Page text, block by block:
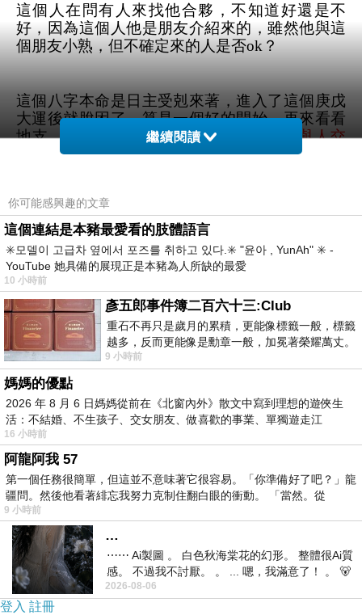
這個人在問有人來找他合夥，不知道好還是不
好，因為這個人他是朋友介紹來的，雖然他與這
個朋友小熟，但不確定來的人是否ok？
這個八字本命是日主受剋來著，進入了這個庚戊
大運後就脫困了，算是一個好的開始，再來看看
地支，
這個大運人際互動有變好，會去與人交
際，也會有人慢慢來認識他，朋友變多了，就要
得挑
最主要是今年己亥年及明年庚子年，這2年都走
水運，是財運年呀，有的人的財運來的時候是可
以用的，反而因為財運好起來，但這個人完全相
反，流年不能走水，一走水必破財，別說賺錢
了，錢要守住就是一門學問
要好要等到辛丑年，過了這個水運，財運也才會
跟著起來，真的要合作，要等這個時候，因為這
個時間對財運算是比較好的，在有利的時間去做
的事情，比較不會往不好的去發展，就是對自己
比較有利了
我是影片
https://youtu.be/zQekUR5-Gtg
---------------------------------------------------------
服務項目及連絡方式(需先預約)
繼續閱讀
你可能感興趣的文章
這個連結是本豬最愛看的肢體語言
✳️모델이 고급차 옆에서 포즈를 취하고 있다.✳️ "윤아 , YunAh" ✳️ -
YouTube 她具備的展現正是本豬為人所缺的最愛
10 小時前
彥五郎事件簿二百六十三:Club
重石不再只是歲月的累積，更能像標籤一般，標籤
越多，反而更能像是勳章一般，加冕著榮耀萬丈。
習慣一如縱容，成了再難輕輕放下的罪證
9 小時前
媽媽的優點
2026 年 8 月 6 日媽媽從前在《北窗內外》散文中寫到理想的遊俠生
活：不結婚、不生孩子、交女朋友、做喜歡的事業、單獨遊走江
湖⋯⋯，
16 小時前
阿龍阿我 57
第一個任務很簡單，但這並不意味著它很容易。「你準備好了吧？」龍
疆問。然後他看著緋忘我努力克制住翻白眼的衝動。 「當然。從
9 小時前
…
⋯⋯ Ai製圖 。 白色秋海棠花的幻形。 整體很Ai質
感。 不過我不討厭。 。 ... 嗯，我滿意了！ 。 🐻
昨中
2026-08-06
登入 註冊